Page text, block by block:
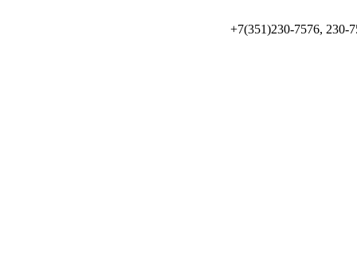
+7(351)230-7576, 230-